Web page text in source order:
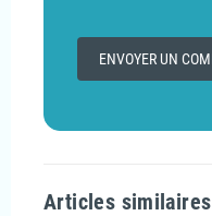
Articles similaires